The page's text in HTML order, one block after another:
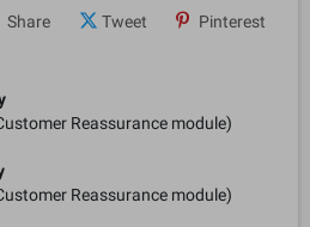
Share Tweet Pinterest
Reassurance module)
Reassurance module)